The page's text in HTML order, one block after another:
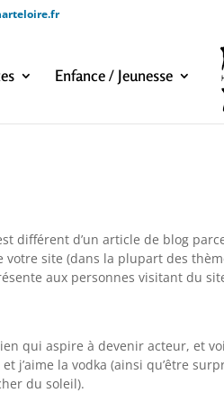
Enfance / Jeunesse
différent d’un article de blog
site (dans la plupart des
aux personnes visitant du
qui aspire à devenir acteur, et
j’aime la vodka (ainsi qu’être
du soleil).